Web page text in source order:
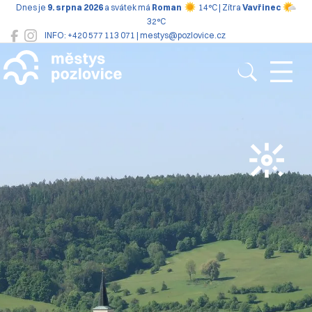
INFO: +420 577 113 071 | mestys@pozlovice.cz
Dnes je 9. srpna 2026 a svátek má Roman 14°C | Zítra Vavřinec
32°C
Pozlovice